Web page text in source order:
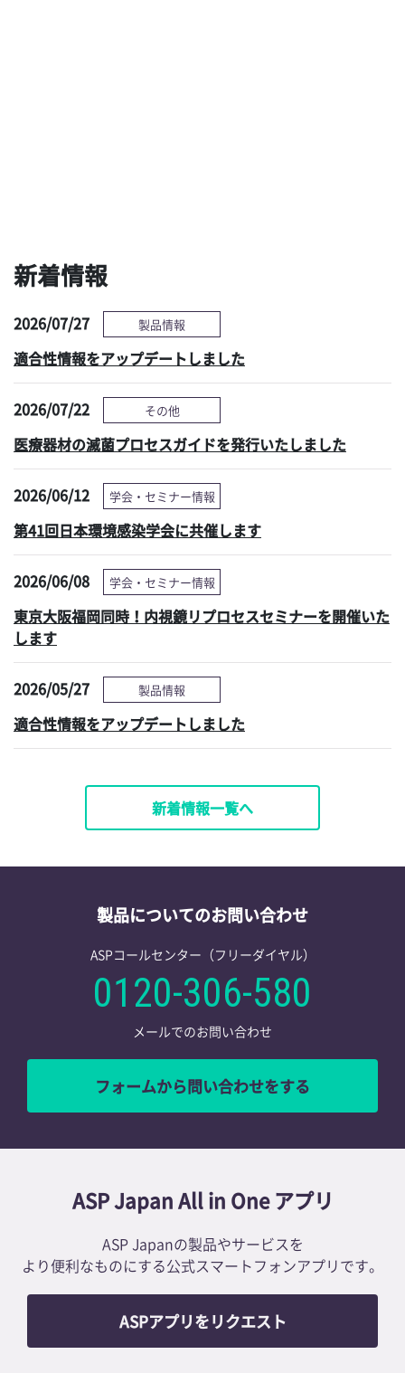
新着情報
2026/07/27 製品情報
適合性情報をアップデートしました
2026/07/22 その他
医療器材の滅菌プロセスガイドを発行いたしました
2026/06/12 学会・セミナー情報
第41回日本環境感染学会に共催します
2026/06/08 学会・セミナー情報
東京大阪福岡同時！内視鏡リプロセスセミナーを開催いた
します
2026/05/27 製品情報
適合性情報をアップデートしました
新着情報一覧へ
製品についてのお問い合わせ
ASPコールセンター（フリーダイヤル）
0120-306-580
メールでのお問い合わせ
フォームから問い合わせをする
ASP Japan All in One アプリ
ASP Japanの製品やサービスを
より便利なものにする公式スマートフォンアプリです。
ASPアプリをリクエスト